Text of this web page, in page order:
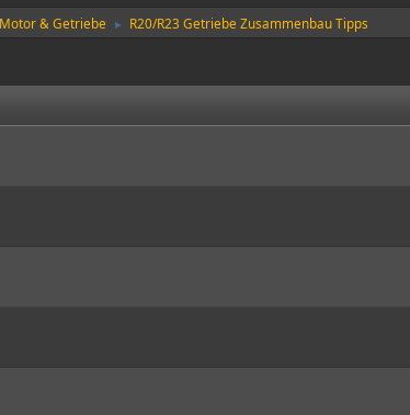
Motor & Getriebe ► R20/R23 Getriebe Zusammenbau Tipps